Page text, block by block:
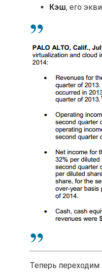
Кэш, его
Теперь переходим